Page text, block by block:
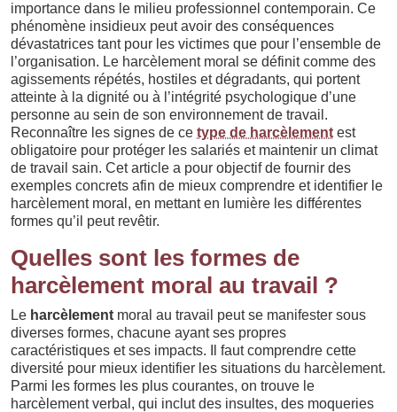
importance dans le milieu professionnel contemporain. Ce
phénomène insidieux peut avoir des conséquences
dévastatrices tant pour les victimes que pour l’ensemble de
l’organisation. Le harcèlement moral se définit comme des
agissements répétés, hostiles et dégradants, qui portent
atteinte à la dignité ou à l’intégrité psychologique d’une
personne au sein de son environnement de travail.
Reconnaître les signes de ce type de harcèlement est
obligatoire pour protéger les salariés et maintenir un climat
de travail sain. Cet article a pour objectif de fournir des
exemples concrets afin de mieux comprendre et identifier le
harcèlement moral, en mettant en lumière les différentes
formes qu’il peut revêtir.
Quelles sont les formes de
harcèlement moral au travail ?
Le harcèlement moral au travail peut se manifester sous
diverses formes, chacune ayant ses propres
caractéristiques et ses impacts. Il faut comprendre cette
diversité pour mieux identifier les situations du harcèlement.
Parmi les formes les plus courantes, on trouve le
harcèlement verbal, qui inclut des insultes, des moqueries